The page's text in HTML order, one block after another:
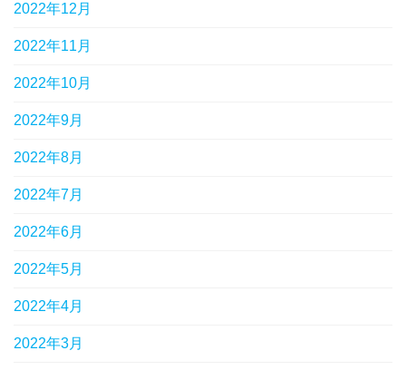
2022年12月
2022年11月
2022年10月
2022年9月
2022年8月
2022年7月
2022年6月
2022年5月
2022年4月
2022年3月